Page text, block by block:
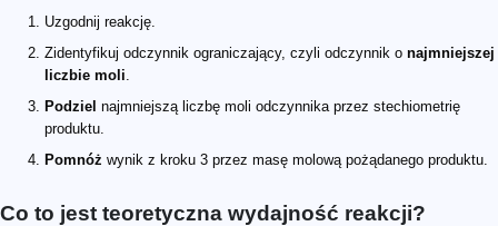
Uzgodnij reakcję.
Zidentyfikuj odczynnik ograniczający, czyli odczynnik o najmniejszej
liczbie moli
Podziel najmniejszą liczbę moli odczynnika przez stechiometrię
produktu.
Pomnóż wynik z kroku 3 przez masę molową pożądanego produktu.
Co to jest teoretyczna wydajność reakcji?